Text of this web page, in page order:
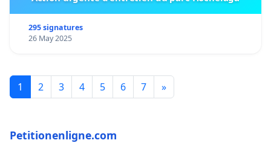
295 signatures
26 May 2025
1 2 3 4 5 6 7 »
Petitionenligne.com